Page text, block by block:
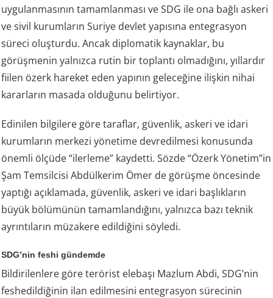
uygulanmasının tamamlanması ve SDG ile ona bağlı askeri
ve sivil kurumların Suriye devlet yapısına entegrasyon
süreci oluşturdu. Ancak diplomatik kaynaklar, bu
görüşmenin yalnızca rutin bir toplantı olmadığını, yıllardır
fiilen özerk hareket eden yapının geleceğine ilişkin nihai
kararların masada olduğunu belirtiyor.
Edinilen bilgilere göre taraflar, güvenlik, askeri ve idari
kurumların merkezi yönetime devredilmesi konusunda
önemli ölçüde “ilerleme” kaydetti. Sözde “Özerk Yönetim”in
Şam Temsilcisi Abdülkerim Ömer de görüşme öncesinde
yaptığı açıklamada, güvenlik, askeri ve idari başlıkların
büyük bölümünün tamamlandığını, yalnızca bazı teknik
ayrıntıların müzakere edildiğini söyledi.
SDG’nin feshi gündemde
Bildirilenlere göre terörist elebaşı Mazlum Abdi, SDG’nin
feshedildiğinin ilan edilmesini entegrasyon sürecinin